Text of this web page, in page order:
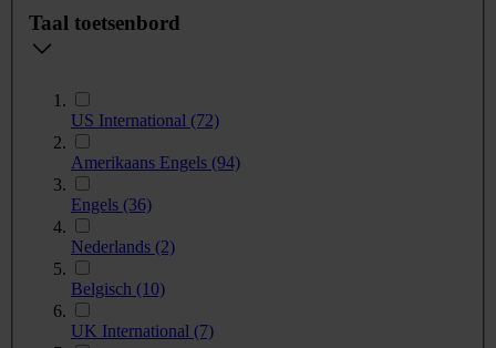
Taal toetsenbord
US International (72)
Amerikaans Engels (94)
Engels (36)
Nederlands (2)
Belgisch (10)
UK International (7)